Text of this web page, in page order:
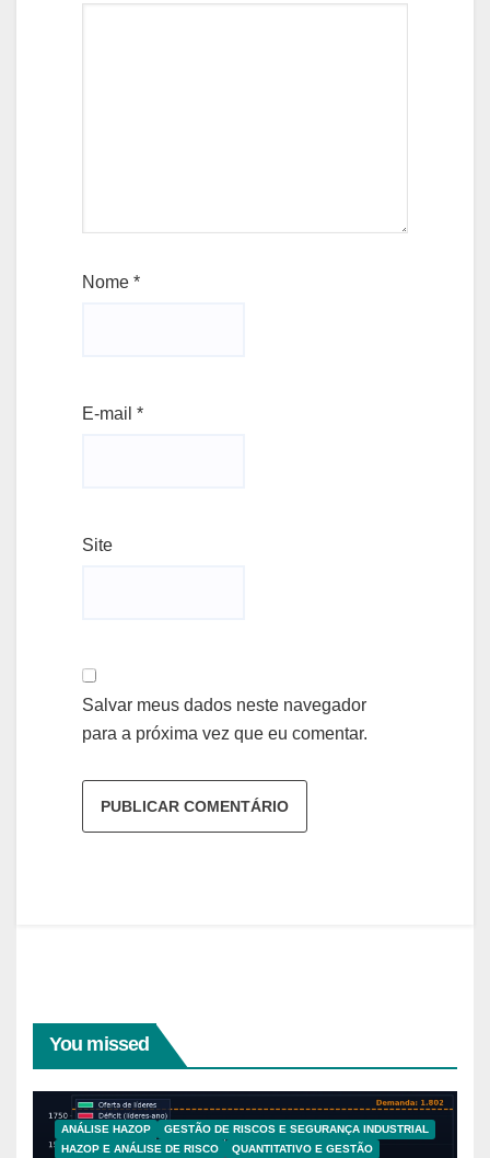
Nome *
E-mail *
Site
Salvar meus dados neste navegador
para a próxima vez que eu comentar.
You missed
ANÁLISE HAZOP
GESTÃO DE RISCOS E SEGURANÇA INDUSTRIAL
HAZOP E ANÁLISE DE RISCO
QUANTITATIVO E GESTÃO